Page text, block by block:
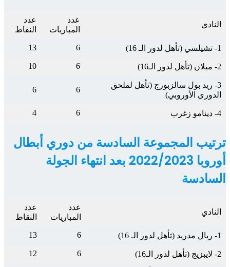
النادي
عدد
المباريات
عدد
النقاط
1- تشيلسي (تأهل لدور الـ 16) 6
13
2- ميلان (تأهل لدور الـ16) 6
10
3- ريد بول سالزبورج (تأهل لملحق
الدوري الأوروبي)
6
6
4- دينامو زغرب 6
4
ترتيب المجموعة السادسة من دوري أبطال
أوروبا 2022/2023 بعد انتهاء الجولة
السادسة
النادي
عدد
المباريات
عدد
النقاط
1- ريال مدريد (تأهل لدور الـ 16) 6
13
2- لايبزيج (تأهل لدور الـ16) 6
12